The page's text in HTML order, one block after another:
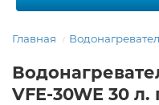
Главная
VFE-30WE 30